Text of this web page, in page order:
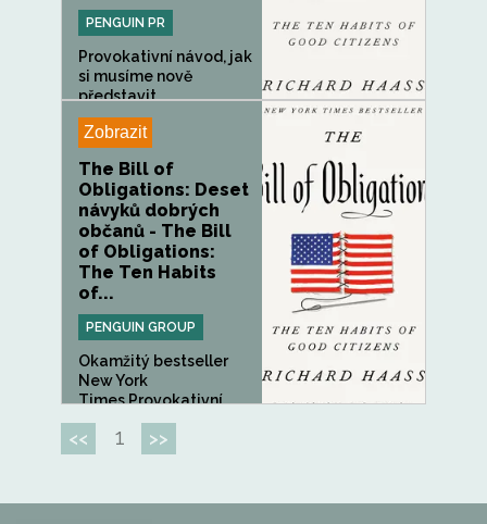
PENGUIN PR
Provokativní návod, jak
si musíme nově
představit...
Zobrazit
The Bill of
Obligations: Deset
návyků dobrých
občanů - The Bill
of Obligations:
The Ten Habits
of...
PENGUIN GROUP
Okamžitý bestseller
New York
Times.Provokativní...
<< 1 >>